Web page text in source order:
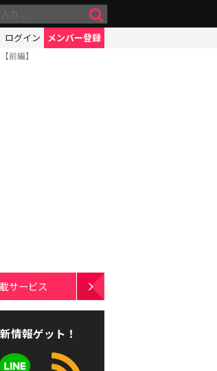
ログイン メンバー登録
前編】
サービス
情報ゲット！